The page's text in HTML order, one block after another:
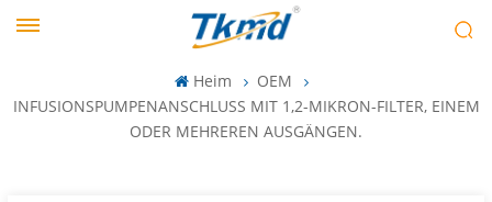
Heim
OEM
INFUSIONSPUMPENANSCHLUSS MIT 1,2-MIKRON-FILTER, EINEM
ODER MEHREREN AUSGÄNGEN.